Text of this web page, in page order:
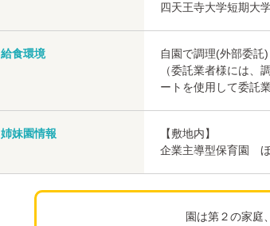
四天王寺大学短期大
給食環境
自園で調理(外部委託)
（委託業者様には、
ートを使用して委託
姉妹園情報
【敷地内】
企業主導型保育園
園は第２の家庭